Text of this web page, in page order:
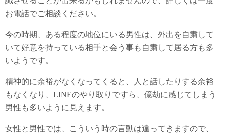
お電話でご相談ください。
今の時期、ある程度の地位にいる男性は、外出を自粛して
いて好意を持っている相手と会う事も自粛して居る方も多
いようです。
精神的に余裕がなくなってくると、人と話したりする余裕
もなくなり、LINEのやり取りですら、億劫に感じてしまう
男性も多いように見えます。
女性と男性では、こういう時の言動は違ってきますので、